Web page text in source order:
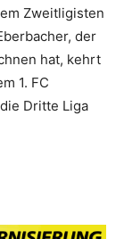
Zweitligisten
der
hat, kehrt
1. FC
Dritte Liga